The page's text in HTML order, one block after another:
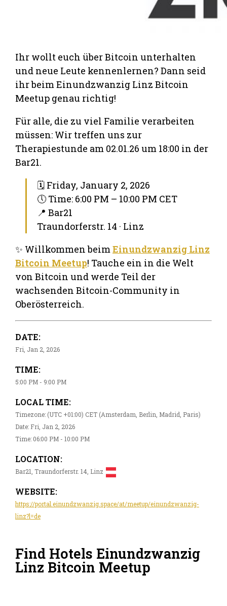
Ihr wollt euch über Bitcoin unterhalten
und neue Leute kennenlernen? Dann seid
ihr beim Einundzwanzig Linz Bitcoin
Meetup genau richtig!
Für alle, die zu viel Familie verarbeiten
müssen: Wir treffen uns zur
Therapiestunde am 02.01.26 um 18:00 in der
Bar21.
🗓 Friday, January 2, 2026
🕔 Time: 6:00 PM – 10:00 PM CET
📍 Bar21
Traundorferstr. 14 · Linz
✨ Willkommen beim Einundzwanzig Linz
Bitcoin Meetup! Tauche ein in die Welt
von Bitcoin und werde Teil der
wachsenden Bitcoin-Community in
Oberösterreich.
DATE:
Fri, Jan 2, 2026
TIME:
5:00 PM - 9:00 PM
LOCAL TIME:
Timezone: (UTC +01:00) CET (Amsterdam, Berlin, Madrid, Paris)
Date: Fri, Jan 2, 2026
Time: 06:00 PM - 10:00 PM
LOCATION:
Bar21, Traundorferstr. 14, Linz
WEBSITE:
https://portal.einundzwanzig.space/at/meetup/einundzwanzig-
linz?l=de
Find Hotels Einundzwanzig
Linz Bitcoin Meetup